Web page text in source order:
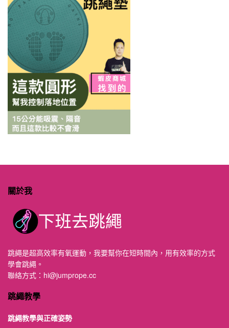
關於我
跳繩是超高效率有氧運動，我要幫你在短時間內，用有效率的方式
學會跳繩。
聯絡方式： hi@jumprope.cc
跳繩教學
跳繩教學與正確姿勢